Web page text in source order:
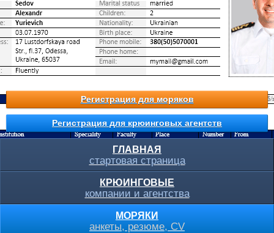
Регистрация для моряков
Регистрация для крюинговых агентств
ГЛАВНАЯ
стартовая страница
КРЮИНГОВЫЕ
компании и агентства
МОРЯКИ
анкеты, резюме, CV